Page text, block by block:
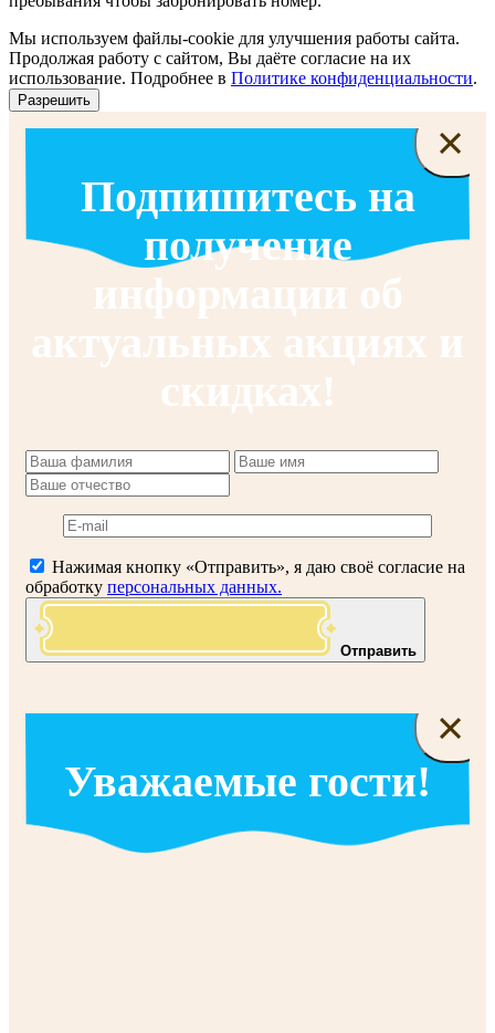
Мы используем файлы-cookie для улучшения работы сайта.
Продолжая работу с сайтом, Вы даёте согласие на их
использование. Подробнее в Политике конфиденциальности.
Разрешить
×
Подпишитесь на
получение
информации об
актуальных акциях и
скидках!
Нажимая кнопку «Отправить», я даю своё согласие на
обработку персональных данных.
Отправить
×
Уважаемые гости!